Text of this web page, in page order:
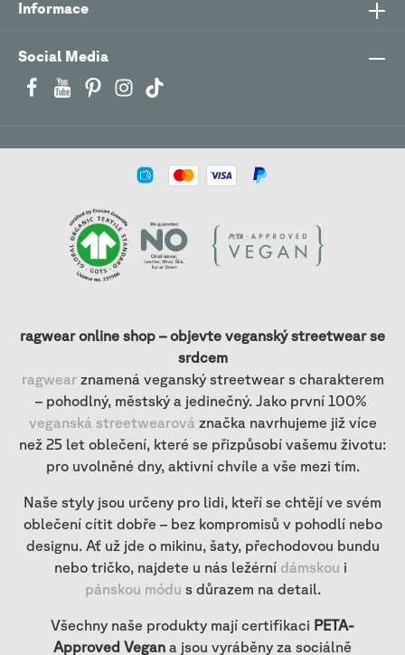
Social Media
Informace
ragwear online shop – objevte veganský streetwear se
srdcem
ragwearznamená veganský streetwear s charakterem
– pohodlný, městský a jedinečný. Jako první 100%
veganská streetwearová značka navrhujeme již více
než 25 let oblečení, které se přizpůsobí vašemu životu:
pro uvolněné dny, aktivní chvíle a vše mezi tím.
Naše styly jsou určeny pro lidi, kteří se chtějí ve svém
oblečení cítit dobře – bez kompromisů v pohodlí nebo
designu. Ať už jde o mikinu, šaty, přechodovou bundu
nebo tričko, najdete u nás ležérní dámskou i
pánskou módu s důrazem na detail.
Všechny naše produkty mají certifikaci PETA-
Approved Vegan a jsou vyráběny za sociálně